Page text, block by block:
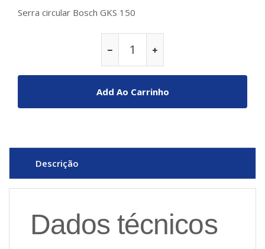
Serra circular Bosch GKS 150
Add Ao Carrinho
Descrição
Dados técnicos